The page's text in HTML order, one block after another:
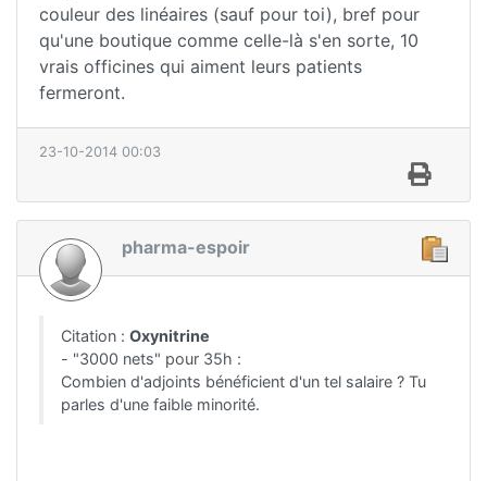
couleur des linéaires (sauf pour toi), bref pour
qu'une boutique comme celle-là s'en sorte, 10
vrais officines qui aiment leurs patients
fermeront.
23-10-2014 00:03
pharma-espoir
Citation : Oxynitrine
- "3000 nets" pour 35h :
Combien d'adjoints bénéficient d'un tel salaire ? Tu
parles d'une faible minorité.